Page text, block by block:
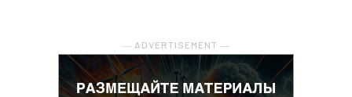
― ADVERTISEMENT ―